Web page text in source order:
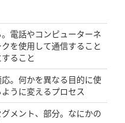
電話やコンピューターネ
クを使用して通信すること
ること
。何かを異なる目的に使
うに変えるプロセス
メント、部分。なにかの